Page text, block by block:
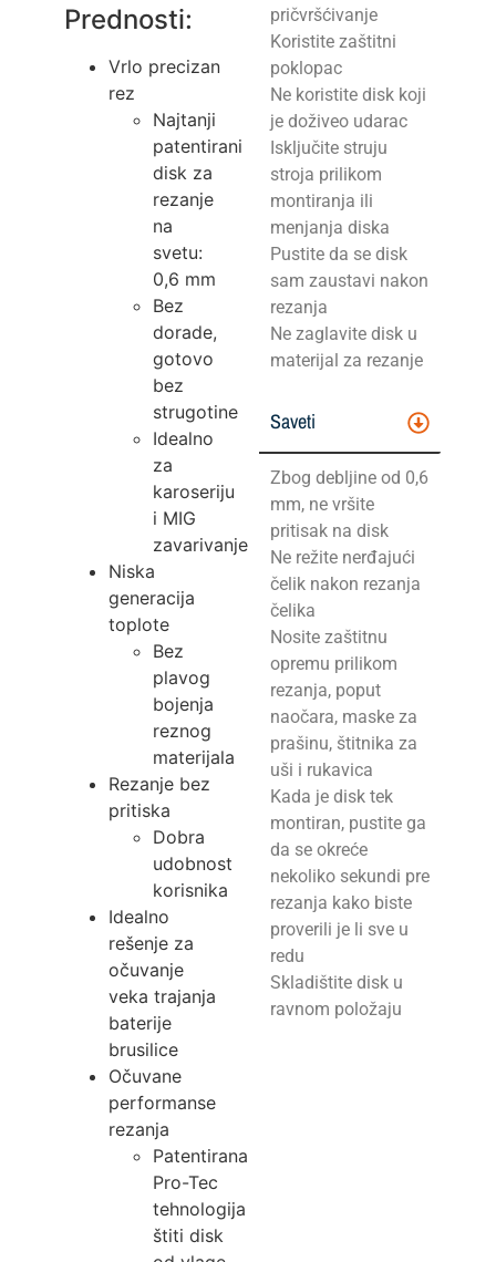
Prednosti:
Vrlo precizan
rez
Najtanji
patentirani
disk za
rezanje
na
svetu:
0,6 mm
Bez
dorade,
gotovo
bez
strugotine
Idealno
za
karoseriju
i MIG
zavarivanje
Niska
generacija
toplote
Bez
plavog
bojenja
reznog
materijala
Rezanje bez
pritiska
Dobra
udobnost
korisnika
Idealno
rešenje za
očuvanje
veka trajanja
baterije
brusilice
Očuvane
performanse
rezanja
Patentirana
Pro-Tec
tehnologija
štiti disk
pričvršćivanje
Koristite zaštitni
poklopac
Ne koristite disk koji
je doživeo udarac
Isključite struju
stroja prilikom
montiranja ili
menjanja diska
Pustite da se disk
sam zaustavi nakon
rezanja
Ne zaglavite disk u
materijal za rezanje
Saveti
Zbog debljine od 0,6
mm, ne vršite
pritisak na disk
Ne režite nerđajući
čelik nakon rezanja
čelika
Nosite zaštitnu
opremu prilikom
rezanja, poput
naočara, maske za
prašinu, štitnika za
uši i rukavica
Kada je disk tek
montiran, pustite ga
da se okreće
nekoliko sekundi pre
rezanja kako biste
proverili je li sve u
redu
Skladištite disk u
ravnom položaju